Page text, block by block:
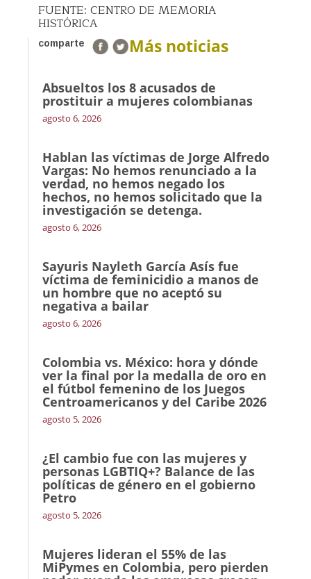
FUENTE: CENTRO DE MEMORIA
HISTÓRICA
comparte Más noticias
Absueltos los 8 acusados de
prostituir a mujeres colombianas
agosto 6, 2026
Hablan las víctimas de Jorge Alfredo
Vargas: No hemos renunciado a la
verdad, no hemos negado los
hechos, no hemos solicitado que la
investigación se detenga.
agosto 6, 2026
Sayuris Nayleth García Asís fue
víctima de feminicidio a manos de
un hombre que no aceptó su
negativa a bailar
agosto 6, 2026
Colombia vs. México: hora y dónde
ver la final por la medalla de oro en
el fútbol femenino de los Juegos
Centroamericanos y del Caribe 2026
agosto 5, 2026
¿El cambio fue con las mujeres y
personas LGBTIQ+? Balance de las
políticas de género en el gobierno
Petro
agosto 5, 2026
Mujeres lideran el 55% de las
MiPymes en Colombia, pero pierden